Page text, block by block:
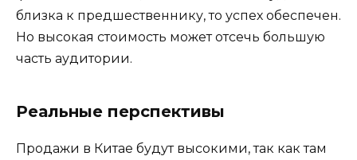
близка к предшественнику, то успех обеспечен.
Но высокая стоимость может отсечь большую
часть аудитории.
Реальные перспективы
Продажи в Китае будут высокими, так как там